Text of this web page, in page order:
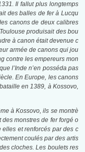
Il fallut plus longtemps
des balles de fer à Lucqu
canons de deux calibres
produisait des bou
à canon était devenue c
armée de canons qui jou
contre les empereurs mon
l’Inde n’en posséda pas
En Europe, les canons
en 1389, à Kossovo,
à Kossovo, ils se montrè
des monstres de ferforgé o
et renforcés par des c
coulés par des artis
descloches. Les boulets res